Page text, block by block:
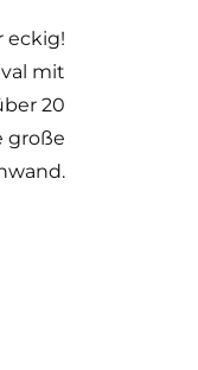
eckig!
mit
20
große